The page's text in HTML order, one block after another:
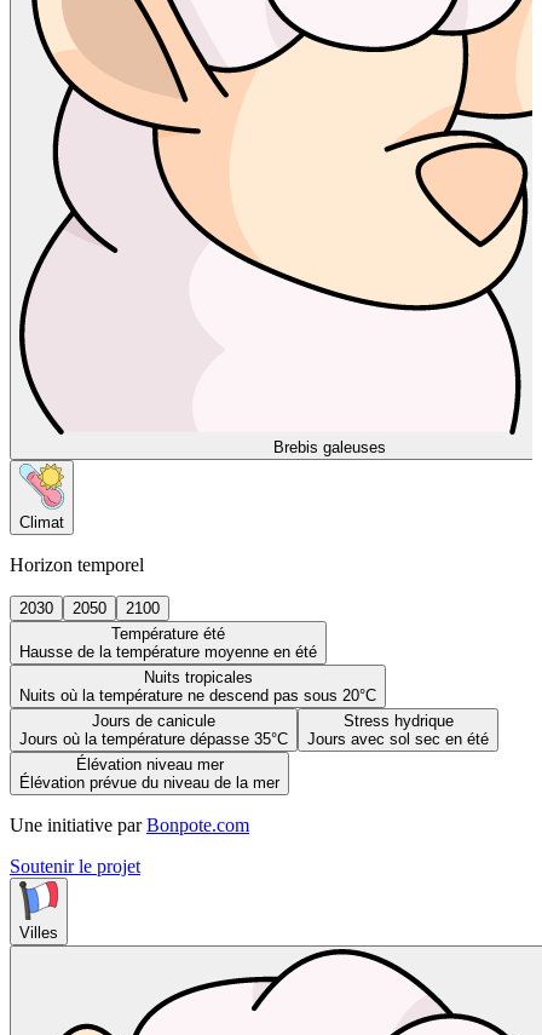
Brebis galeuses
Climat
Horizon temporel
2030 2050
2100
Température été
Hausse de la température moyenne en été
Nuits tropicales
Nuits où la température ne descend pas sous 20°C
Jours de canicule
Jours où la température dépasse 35°C
Stress hydrique
Jours avec sol sec en été
Élévation niveau mer
Élévation prévue du niveau de la mer
Une initiative par Bonpote.com
Soutenir le projet
Villes